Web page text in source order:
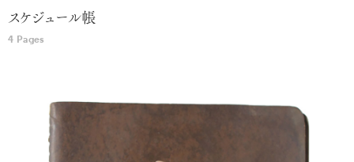
スケジュール帳
4 Pages